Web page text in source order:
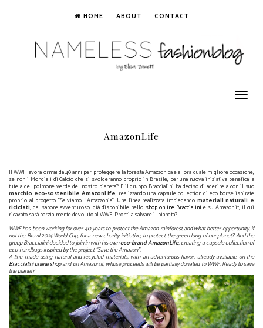
HOME ABOUT CONTACT
Toggle
navigation
AmazonLife
Il WWF lavora ormai da 40 anni per proteggere la foresta Amazzonica e allora quale migliore occasione,
se non i Mondiali di Calcio che si svolgeranno proprio in Brasile, per una nuova iniziativa benefica, a
tutela del polmone verde del nostro pianeta? E il gruppo Braccialini ha deciso di aderire a con il suo
marchio eco-sostenibile AmazonLife, realizzando una capsule collection di eco borse ispirate
proprio al progetto "Salviamo l'Amazzonia". Una linea realizzata impiegando materiali naturali e
riciclati, dal sapore avventuroso, già disponibile nello shop online Braccialini e su Amazon.it, il cui
ricavato sarà parzialmente devoluto al WWF. Pronti a salvare il pianeta?
WWF has been working for over 40 years to protect the Amazon rainforest and what better opportunity, if
not the Brazil 2014 World Cup, for a new charity initiative, to protect the green lung of our planet? And the
group Braccialini decided to join in with his owneco-brand AmazonLife, creating a capsule collection of
eco-handbags inspired by the project "Save the Amazon".
A line made using natural and recycled materials, with an adventurous flavor, already available on the
Braccialini online shopand on Amazon.it, whose proceeds will be partially donated to WWF. Ready to save
the planet?